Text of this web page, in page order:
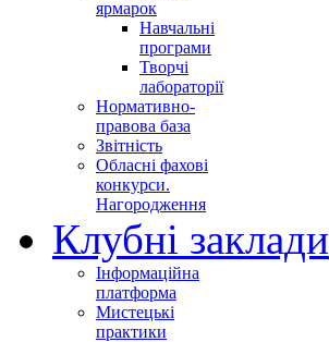
ярмарок
Навчальні
програми
Творчі
лабораторії
Нормативно-
правова база
Звітність
Обласні фахові
конкурси.
Нагородження
Клубні заклади
Інформаційна
платформа
Мистецькі
практики